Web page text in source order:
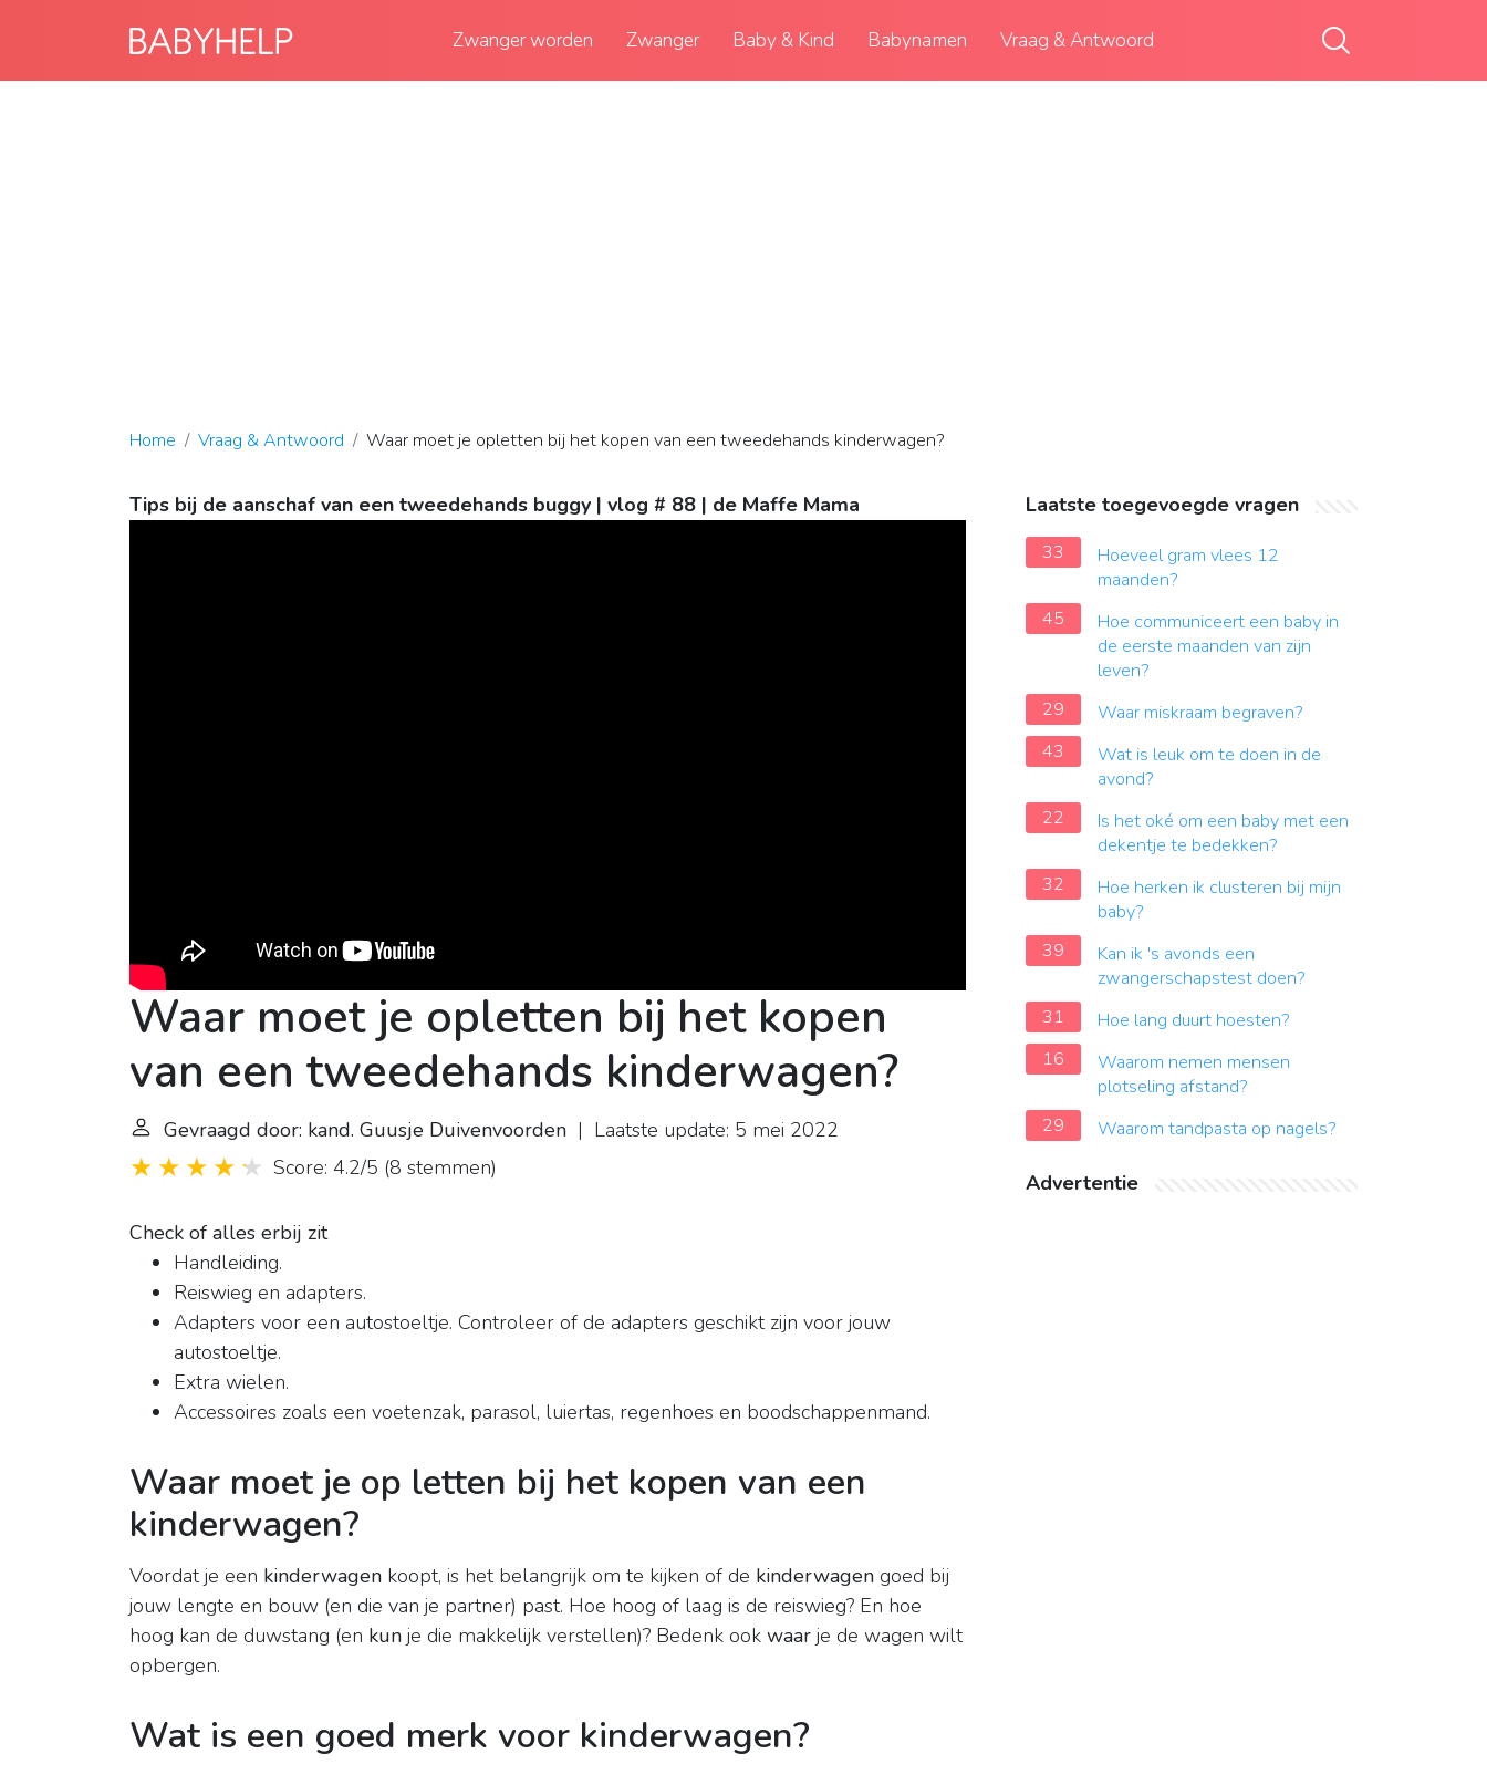
Zwanger worden Zwanger Baby & Kind Babynamen Vraag & Antwoord
Home Vraag & Antwoord Waar moet je opletten bij het kopen van een tweedehands kinderwagen?
Tips bij de aanschaf van een tweedehands buggy | vlog # 88 | de Maffe Mama
Waar moet je opletten bij het kopen
van een tweedehands kinderwagen?
Gevraagd door: kand. Guusje Duivenvoorden | Laatste update: 5 mei 2022
Score: 4.2/5 (8 stemmen)
Check of alles erbij zit
Handleiding.
Reiswieg en adapters.
Adapters voor een autostoeltje. Controleer of de adapters geschikt zijn voor jouw
autostoeltje.
Extra wielen.
Accessoires zoals een voetenzak, parasol, luiertas, regenhoes en boodschappenmand.
Waar moet je op letten bij het kopen van een
kinderwagen?
Voordat je een kinderwagen koopt, is het belangrijk om te kijken of de kinderwagen goed bij
jouw lengte en bouw (en die van je partner) past. Hoe hoog of laag is de reiswieg? En hoe
hoog kan de duwstang (en kun je die makkelijk verstellen)? Bedenk ook waar je de wagen wilt
opbergen.
Wat is een goed merk voor kinderwagen?
Laatste toegevoegde vragen
33
Hoeveel gram vlees 12
maanden?
45
Hoe communiceert een baby in
de eerste maanden van zijn
leven?
29
Waar miskraam begraven?
43
Wat is leuk om te doen in de
avond?
22
Is het oké om een ​​baby met een
dekentje te bedekken?
32
Hoe herken ik clusteren bij mijn
baby?
39
Kan ik 's avonds een
zwangerschapstest doen?
31
Hoe lang duurt hoesten?
16
Waarom nemen mensen
plotseling afstand?
29
Waarom tandpasta op nagels?
Advertentie